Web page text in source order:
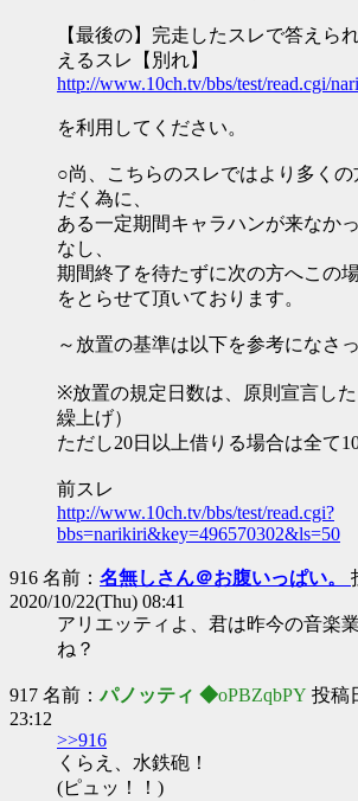
【最後の】完走したスレで答えら
えるスレ【別れ】
http://www.10ch.tv/bbs/test/read.cgi/
を利用してください。
○尚、こちらのスレではより多く
だく為に、
ある一定期間キャラハンが来なか
なし、
期間終了を待たずに次の方へこの
をとらせて頂いております。
～放置の基準は以下を参考になさ
※放置の規定日数は、原則宣言し
繰上げ）
ただし20日以上借りる場合は全て
前スレ
http://www.10ch.tv/bbs/test/read.cgi?
bbs=narikiri&key=496570302&ls=50
916 名前： 名無しさん＠お腹いっぱい。
2020/10/22(Thu) 08:41
アリエッティよ、君は昨今の音楽
ね？
917 名前：パノッティ ◆oPBZqbPY 投稿
23:12
>>916
くらえ、水鉄砲！
(ピュッ！！)